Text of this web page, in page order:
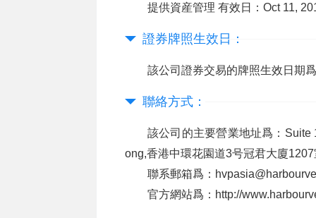
提供資産管理 有效日：Oct 11,
證券牌照生效日：
該公司證券交易的牌照生效日期
聯絡方式：
該公司的主要營業地址爲：Suite
ong,香港中環花園道3号冠君大廈
聯系郵箱爲：
官方網站爲：http://